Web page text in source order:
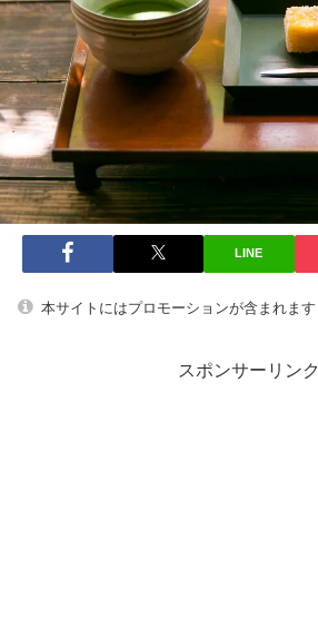
LINE
本サイトにはプロモーションが含まれます
スポンサーリンク